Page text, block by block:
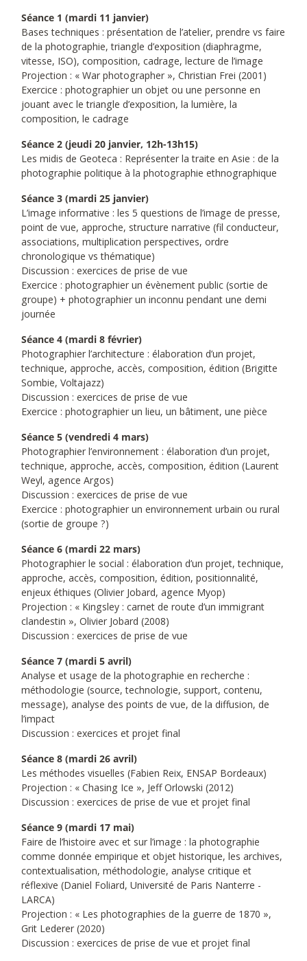
Séance 1 (mardi 11 janvier)
Bases techniques : présentation de l’atelier, prendre vs faire
de la photographie, triangle d’exposition (diaphragme,
vitesse, ISO), composition, cadrage, lecture de l’image
Projection : « War photographer », Christian Frei (2001)
Exercice : photographier un objet ou une personne en
jouant avec le triangle d’exposition, la lumière, la
composition, le cadrage
Séance 2 (jeudi 20 janvier, 12h-13h15)
Les midis de Geoteca : Représenter la traite en Asie : de la
photographie politique à la photographie ethnographique
Séance 3 (mardi 25 janvier)
L’image informative : les 5 questions de l’image de presse,
point de vue, approche, structure narrative (fil conducteur,
associations, multiplication perspectives, ordre
chronologique vs thématique)
Discussion : exercices de prise de vue
Exercice : photographier un évènement public (sortie de
groupe) + photographier un inconnu pendant une demi
journée
Séance 4 (mardi 8 février)
Photographier l’architecture : élaboration d’un projet,
technique, approche, accès, composition, édition (Brigitte
Sombie, Voltajazz)
Discussion : exercices de prise de vue
Exercice : photographier un lieu, un bâtiment, une pièce
Séance 5 (vendredi 4 mars)
Photographier l’environnement : élaboration d’un projet,
technique, approche, accès, composition, édition (Laurent
Weyl, agence Argos)
Discussion : exercices de prise de vue
Exercice : photographier un environnement urbain ou rural
(sortie de groupe ?)
Séance 6 (mardi 22 mars)
Photographier le social : élaboration d’un projet, technique,
approche, accès, composition, édition, positionnalité,
enjeux éthiques (Olivier Jobard, agence Myop)
Projection : « Kingsley : carnet de route d’un immigrant
clandestin », Olivier Jobard (2008)
Discussion : exercices de prise de vue
Séance 7 (mardi 5 avril)
Analyse et usage de la photographie en recherche :
méthodologie (source, technologie, support, contenu,
message), analyse des points de vue, de la diffusion, de
l’impact
Discussion : exercices et projet final
Séance 8 (mardi 26 avril)
Les méthodes visuelles (Fabien Reix, ENSAP Bordeaux)
Projection : « Chasing Ice », Jeff Orlowski (2012)
Discussion : exercices de prise de vue et projet final
Séance 9 (mardi 17 mai)
Faire de l’histoire avec et sur l’image : la photographie
comme donnée empirique et objet historique, les archives,
contextualisation, méthodologie, analyse critique et
réflexive (Daniel Foliard, Université de Paris Nanterre -
LARCA)
Projection : « Les photographies de la guerre de 1870 »,
Grit Lederer (2020)
Discussion : exercices de prise de vue et projet final